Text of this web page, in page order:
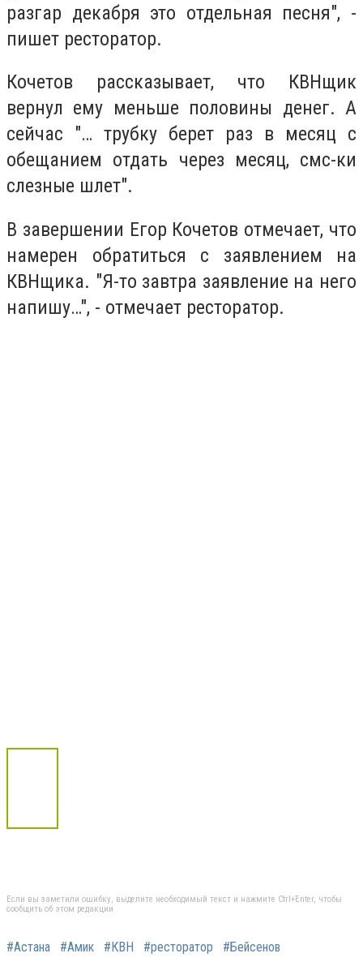
разгар декабря это отдельная песня", -
пишет ресторатор.
Кочетов рассказывает, что КВНщик
вернул ему меньше половины денег. А
сейчас "… трубку берет раз в месяц с
обещанием отдать через месяц, смс-ки
слезные шлет".
В завершении Егор Кочетов отмечает, что
намерен обратиться с заявлением на
КВНщика. "Я-то завтра заявление на него
напишу…", - отмечает ресторатор.
Если вы заметили ошибку, выделите необходимый текст и нажмите Ctrl+Enter, чтобы
сообщить об этом редакции
#Астана #Амик #КВН #ресторатор #Бейсенов